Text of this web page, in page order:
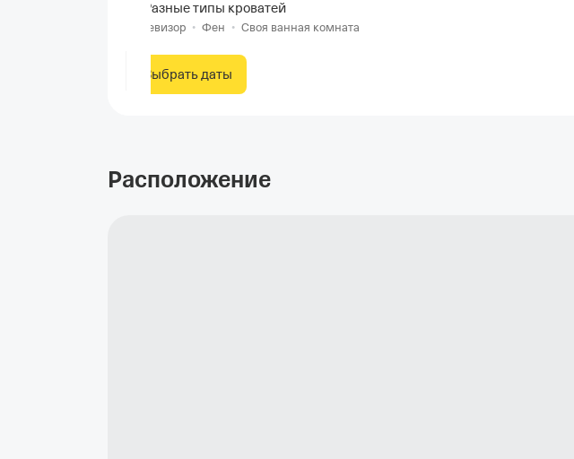
Разные типы кроватей
Телевизор • Фен • Своя ванная комната
Выбрать даты
Расположение